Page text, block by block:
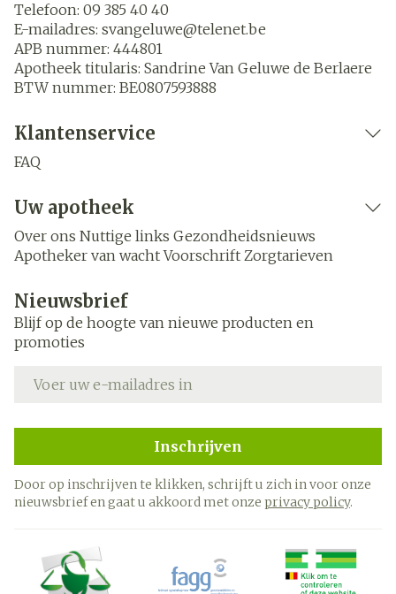
Telefoon: 09 385 40 40
E-mailadres: svangeluwe@telenet.be
APB nummer: 444801
Apotheek titularis: Sandrine Van Geluwe de Berlaere
BTW nummer: BE0807593888
Klantenservice
FAQ
Uw apotheek
Over ons Nuttige links Gezondheidsnieuws
Apotheker van wacht Voorschrift Zorgtarieven
Nieuwsbrief
Blijf op de hoogte van nieuwe producten en
promoties
Inschrijven
Door op inschrijven te klikken, schrijft u zich in voor onze
nieuwsbrief en gaat u akkoord met onze privacy policy.